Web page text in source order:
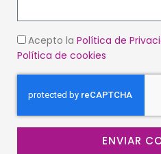
Acepto la Política de
Política de cookies
ENVIAR